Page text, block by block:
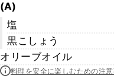
(A)
塩
黒こしょう
オリーブオイル
料理を安全に楽しむための注